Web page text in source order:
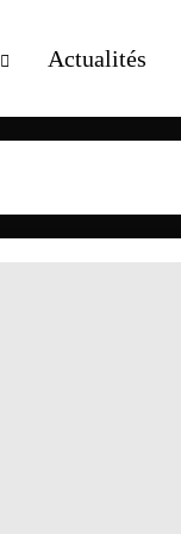
Actualités